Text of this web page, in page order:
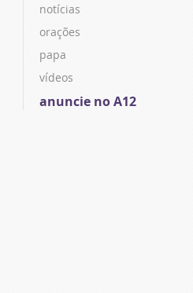
notícias
orações
papa
vídeos
anuncie no A12